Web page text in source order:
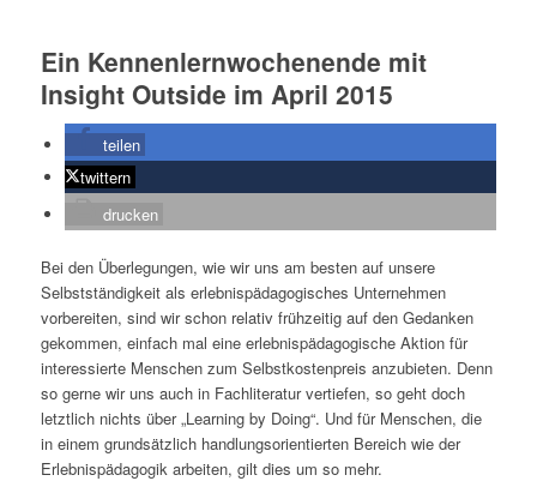
Ein Kennenlernwochenende mit
Insight Outside im April 2015
teilen
twittern
drucken
Bei den Überlegungen, wie wir uns am besten auf unsere
Selbstständigkeit als erlebnispädagogisches Unternehmen
vorbereiten, sind wir schon relativ frühzeitig auf den Gedanken
gekommen, einfach mal eine erlebnispädagogische Aktion für
interessierte Menschen zum Selbstkostenpreis anzubieten. Denn
so gerne wir uns auch in Fachliteratur vertiefen, so geht doch
letztlich nichts über „Learning by Doing“. Und für Menschen, die
in einem grundsätzlich handlungsorientierten Bereich wie der
Erlebnispädagogik arbeiten, gilt dies um so mehr.